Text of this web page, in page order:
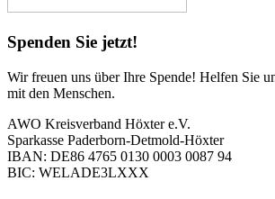
Spenden Sie jetzt!
Wir freuen uns über Ihre Spende! Helfen Sie
mit den Menschen.
AWO Kreisverband Höxter e.V.
Sparkasse Paderborn-Detmold-Höxter
IBAN: DE86 4765 0130 0003 0087 94
BIC: WELADE3LXXX